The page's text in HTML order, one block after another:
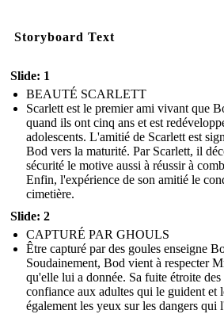
Storyboard Text
Slide: 1
BEAUTÉ SCARLETT
Scarlett est le premier ami vivant que
quand ils ont cinq ans et est
adolescents. L'amitié de Scarlett est
Bod vers la maturité. Par Scarlett, il
sécurité le motive aussi à réussir à
Enfin, l'expérience de son amitié le
cimetière.
Slide: 2
CAPTURÉ PAR GHOULS
Être capturé par des goules enseigne
Soudainement, Bod vient à respecter
qu'elle lui a donnée. Sa fuite étroite
confiance aux adultes qui le guident et
également les yeux sur les dangers qui